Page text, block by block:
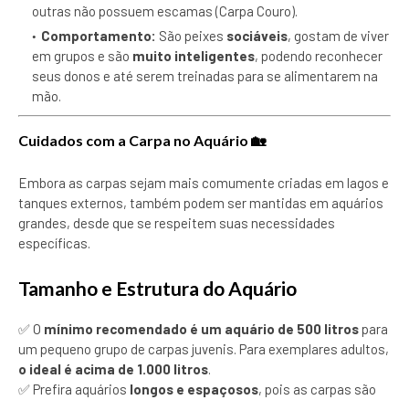
outras não possuem escamas (Carpa Couro).
Comportamento: São peixes sociáveis, gostam de viver
em grupos e são muito inteligentes, podendo reconhecer
seus donos e até serem treinadas para se alimentarem na
mão.
Cuidados com a Carpa no Aquário 🏡
Embora as carpas sejam mais comumente criadas em lagos e
tanques externos, também podem ser mantidas em aquários
grandes, desde que se respeitem suas necessidades
específicas.
Tamanho e Estrutura do Aquário
✅ O mínimo recomendado é um aquário de 500 litrospara
um pequeno grupo de carpas juvenis. Para exemplares adultos,
o ideal é acima de 1.000 litros.
✅ Prefira aquários longos e espaçosos, pois as carpas são